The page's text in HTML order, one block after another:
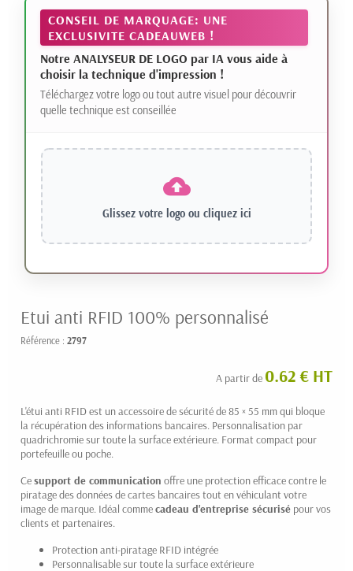
CONSEIL DE MARQUAGE: UNE
EXCLUSIVITE CADEAUWEB !
Notre ANALYSEUR DE LOGO par IA vous aide à
choisir la technique d'impression !
Téléchargez votre logo ou tout autre visuel pour découvrir
quelle technique est conseillée
Glissez votre logo ou cliquez ici
Etui anti RFID 100% personnalisé
Référence : 2797
A partir de 0.62 € HT
L'étui anti RFID est un accessoire de sécurité de 85 × 55 mm qui bloque
la récupération des informations bancaires. Personnalisation par
quadrichromie sur toute la surface extérieure. Format compact pour
portefeuille ou poche.
Cesupport de communication offre une protection efficace contre le
piratage des données de cartes bancaires tout en véhiculant votre
image de marque. Idéal commecadeau d'entreprise sécurisé pour vos
clients et partenaires.
Protection anti-piratage RFID intégrée
Personnalisable sur toute la surface extérieure